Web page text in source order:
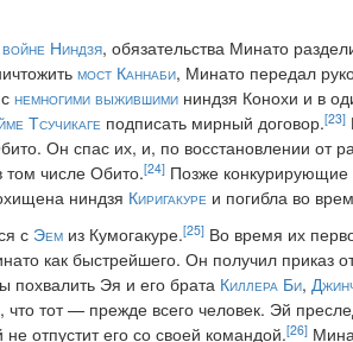
Ниндзя, обязательства Минато
мост Каннаби, Минато передал
немногими выжившими ниндзя Конохи и в
Тсучикаге подписать мирный договор.[23]
Он спас их, и, по восстановлении от
том числе Обито.[24] Позже конкурирующие
ниндзя Киригакуре и погибла во
с Эем из Кумогакуре.[25] Во время их
как быстрейшего. Он получил приказ
похвалить Эя и его брата Киллера Би,
тот — прежде всего человек. Эй
отпустит его со своей командой.[26]